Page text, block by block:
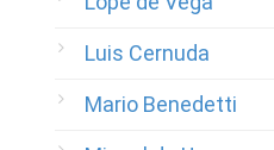
Luis Cernuda
Mario Benedetti